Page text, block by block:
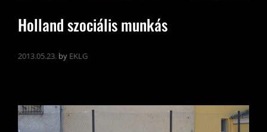
Holland szociális munkás
2013.05.23. by EKLG